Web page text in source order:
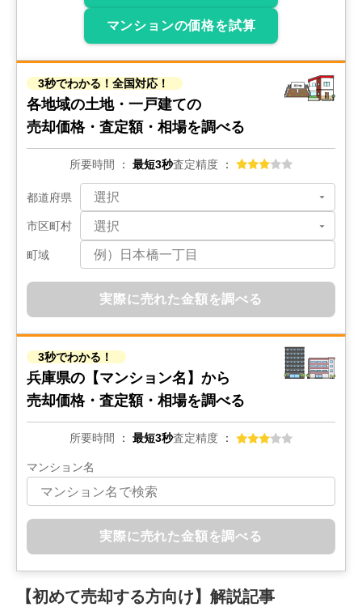
マンションの価格を試算
3秒でわかる！全国対応！
各地域の土地・一戸建ての
売却価格・査定額・相場を調べる
所要時間 最短3秒査定精度
都道府県
市区町村
町域
実際に売れた金額を調べる
3秒でわかる！
兵庫県の 【マンション名】から
売却価格・査定額・相場を調べる
所要時間 最短3秒査定精度
マンション名
実際に売れた金額を調べる
【初めて売却する方向け】解説記事